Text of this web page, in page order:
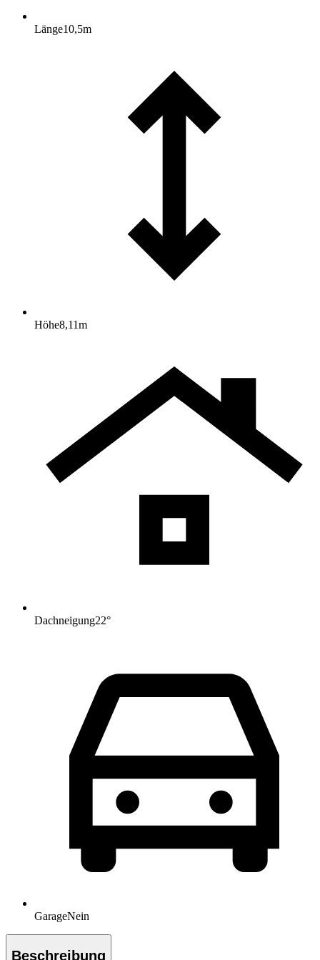
Länge10,5m
Höhe8,11m
Dachneigung22°
GarageNein
Beschreibung